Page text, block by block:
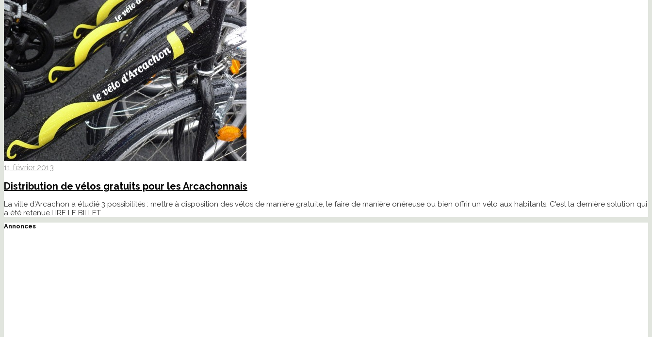
11 février 2013
Distribution de vélos gratuits pour les Arcachonnais
La ville d'Arcachon a étudié 3 possibilités : mettre à disposition des vélos de manière gratuite, le faire de manière onéreuse ou bien offrir un vélo aux habitants. C'est la dernière solution qui
a été retenue.LIRE LE BILLET
Annonces